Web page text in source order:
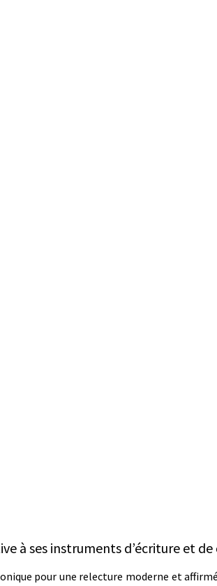
à ses instruments d’écriture et
pour une relecture moderne et